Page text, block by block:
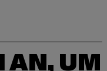
AN, UM